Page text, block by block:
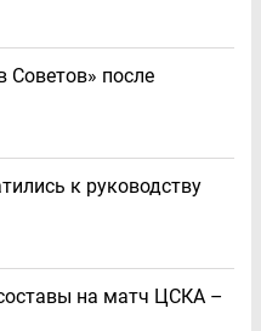
Советов» после
к руководству
на матч ЦСКА –